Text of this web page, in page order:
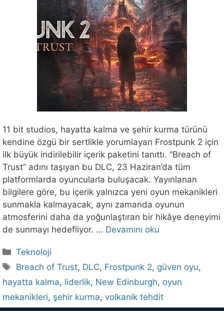
11 bit studios, hayatta kalma ve şehir kurma türünü
kendine özgü bir sertlikle yorumlayan Frostpunk 2 için
ilk büyük indirilebilir içerik paketini tanıttı. “Breach of
Trust” adını taşıyan bu DLC, 23 Haziran’da tüm
platformlarda oyuncularla buluşacak. Yayınlanan
bilgilere göre, bu içerik yalnızca yeni oyun mekanikleri
sunmakla kalmayacak, aynı zamanda oyunun
atmosferini daha da yoğunlaştıran bir hikâye deneyimi
de sunmayı hedefliyor. … Devamını oku
Kategoriler
Teknoloji
Etiketler
Breach of Trust, DLC, Frostpunk 2, güven oyu,
hayatta kalma, liderlik, New Edinburgh, oyun
mekanikleri, şehir kurma, volkanik tehdit